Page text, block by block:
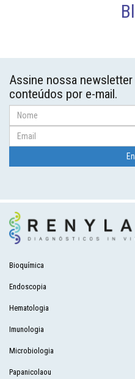
Assine nossa
conteúdos por e-mail.
Bioquímica
Endoscopia
Hematologia
Imunologia
Microbiologia
Papanicolaou